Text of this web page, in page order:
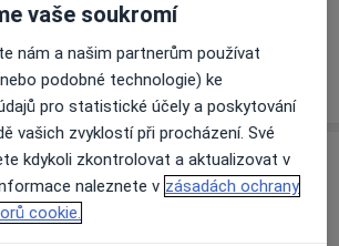
projektu ambulantní
republice. Od roku 1995 se
praxe také publikační,
činnosti. Je autorem knih
Antikoncepční otazníky a řady
statí, věnovaných
rodičovství a reprodukční
Ověřte svou pojišťovnu
vaše soukromí
nám a našim partnerům používat
podobné technologie) ke
pro statistické účely a poskytování
vašich zvyklostí při procházení. Své
kdykoli zkontrolovat a aktualizovat v
naleznete v zásadách ochrany
cookie.